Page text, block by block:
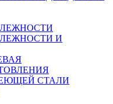
И
СТАЛИ